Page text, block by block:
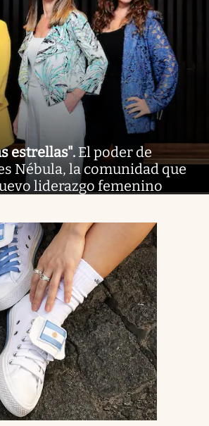
estrellas". El poder de
Nébula, la comunidad que
liderazgo femenino